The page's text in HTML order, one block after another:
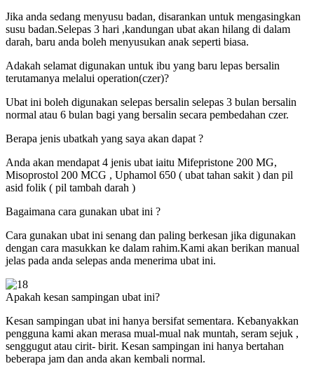
Jika anda sedang menyusu badan, disarankan untuk mengasingkan
susu badan.Selepas 3 hari ,kandungan ubat akan hilang di dalam
darah, baru anda boleh menyusukan anak seperti biasa.
Adakah selamat digunakan untuk ibu yang baru lepas bersalin
terutamanya melalui operation(czer)?
Ubat ini boleh digunakan selepas bersalin selepas 3 bulan bersalin
normal atau 6 bulan bagi yang bersalin secara pembedahan czer.
Berapa jenis ubatkah yang saya akan dapat ?
Anda akan mendapat 4 jenis ubat iaitu Mifepristone 200 MG,
Misoprostol 200 MCG , Uphamol 650 ( ubat tahan sakit ) dan pil
asid folik ( pil tambah darah )
Bagaimana cara gunakan ubat ini ?
Cara gunakan ubat ini senang dan paling berkesan jika digunakan
dengan cara masukkan ke dalam rahim.Kami akan berikan manual
jelas pada anda selepas anda menerima ubat ini.
Apakah kesan sampingan ubat ini?
Kesan sampingan ubat ini hanya bersifat sementara. Kebanyakkan
pengguna kami akan merasa mual-mual nak muntah, seram sejuk ,
senggugut atau cirit- birit. Kesan sampingan ini hanya bertahan
beberapa jam dan anda akan kembali normal.